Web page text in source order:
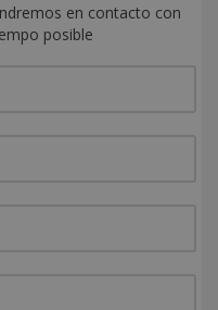
en contacto con
posible